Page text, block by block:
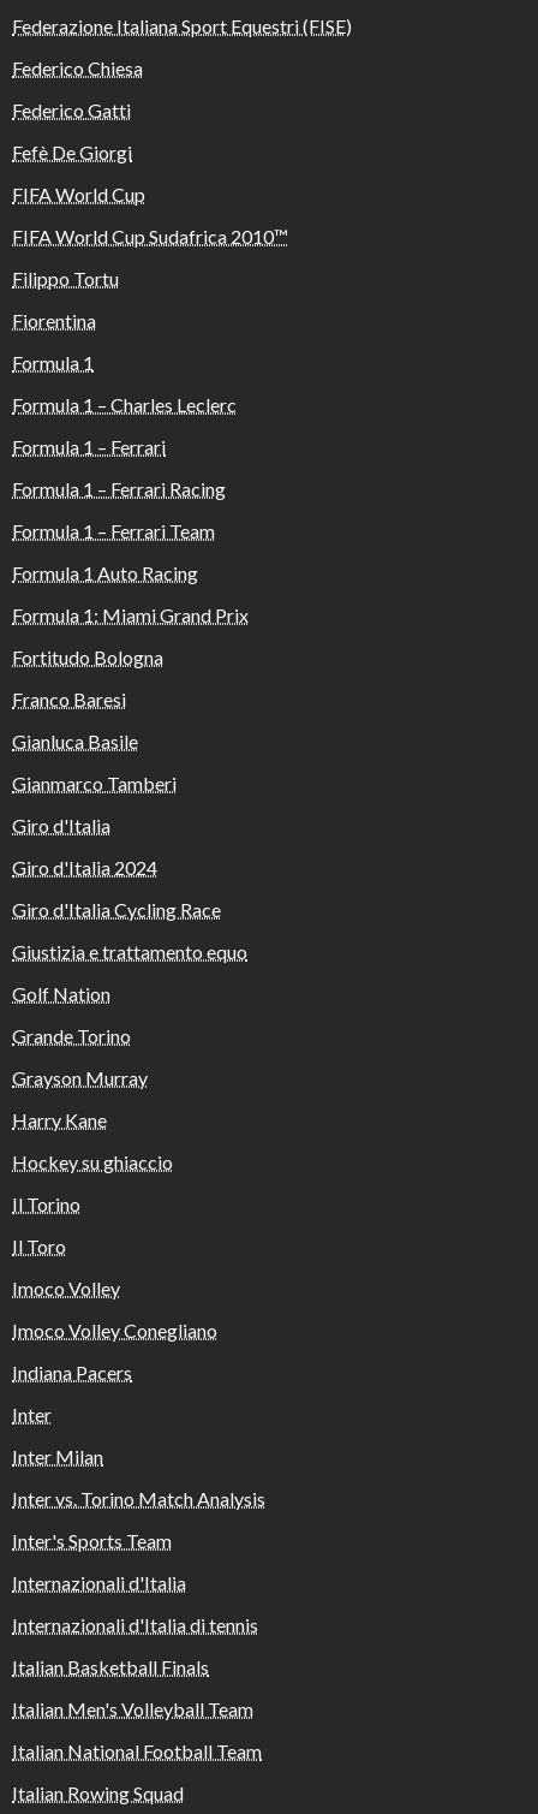
Federazione Italiana Sport Equestri (FISE)
Federico Chiesa
Federico Gatti
Fefè De Giorgi
FIFA World Cup
FIFA World Cup Sudafrica 2010™️
Filippo Tortu
Fiorentina
Formula 1
Formula 1 – Charles Leclerc
Formula 1 – Ferrari
Formula 1 – Ferrari Racing
Formula 1 – Ferrari Team
Formula 1 Auto Racing
Formula 1: Miami Grand Prix
Fortitudo Bologna
Franco Baresi
Gianluca Basile
Gianmarco Tamberi
Giro d'Italia
Giro d'Italia 2024
Giro d'Italia Cycling Race
Giustizia e trattamento equo
Golf Nation
Grande Torino
Grayson Murray
Harry Kane
Hockey su ghiaccio
Il Torino
Il Toro
Imoco Volley
Imoco Volley Conegliano
Indiana Pacers
Inter
Inter Milan
Inter vs. Torino Match Analysis
Inter's Sports Team
Internazionali d'Italia
Internazionali d'Italia di tennis
Italian Basketball Finals
Italian Men's Volleyball Team
Italian National Football Team
Italian Rowing Squad